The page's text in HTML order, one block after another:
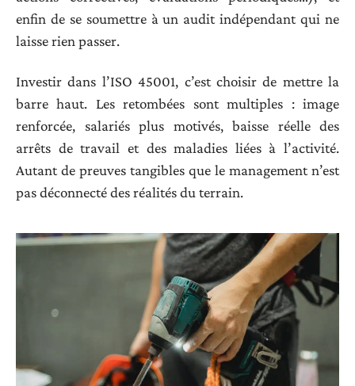
enfin de se soumettre à un audit indépendant qui ne
laisse rien passer.
Investir dans l’ISO 45001, c’est choisir de mettre la
barre haut. Les retombées sont multiples : image
renforcée, salariés plus motivés, baisse réelle des
arrêts de travail et des maladies liées à l’activité.
Autant de preuves tangibles que le management n’est
pas déconnecté des réalités du terrain.